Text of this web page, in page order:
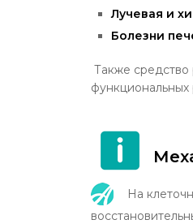
Лучевая и
Болезни
Также средство
функциональных
На